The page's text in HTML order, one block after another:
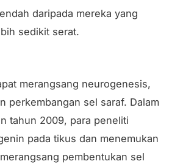
daripada mereka yang
sedikit serat.
merangsang neurogenesis,
perkembangan sel saraf. Dalam
tahun 2009, para peneliti
pada tikus dan menemukan
pembentukan sel